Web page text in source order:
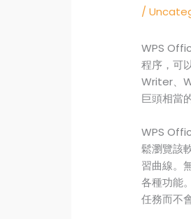
/
WPS
程序，可
Writer、
巨頭相當
WPS
鬆瀏覽該
習曲線。
各種功能
任務而不